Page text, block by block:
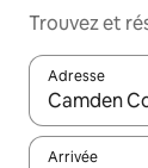
Trouvez et
Adresse
Lorsque les
Arrivée